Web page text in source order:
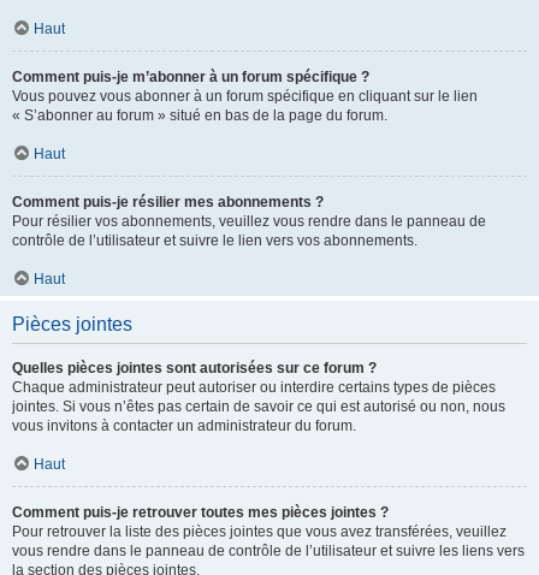
Haut
Comment puis-je m’abonner à un forum spécifique ?
Vous pouvez vous abonner à un forum spécifique en cliquant sur le lien
« S’abonner au forum » situé en bas de la page du forum.
Haut
Comment puis-je résilier mes abonnements ?
Pour résilier vos abonnements, veuillez vous rendre dans le panneau de
contrôle de l’utilisateur et suivre le lien vers vos abonnements.
Haut
Pièces jointes
Quelles pièces jointes sont autorisées sur ce forum ?
Chaque administrateur peut autoriser ou interdire certains types de pièces
jointes. Si vous n’êtes pas certain de savoir ce qui est autorisé ou non, nous
vous invitons à contacter un administrateur du forum.
Haut
Comment puis-je retrouver toutes mes pièces jointes ?
Pour retrouver la liste des pièces jointes que vous avez transférées, veuillez
vous rendre dans le panneau de contrôle de l’utilisateur et suivre les liens vers
la section des pièces jointes.